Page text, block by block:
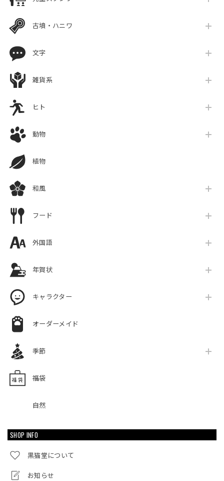
古墳・ハニワ
文字
雑貨系
ヒト
動物
植物
和風
フード
外国語
年賀状
キャラクター
オーダーメイド
季節
福袋
自然
SHOP INFO
黒猫堂について
お知らせ